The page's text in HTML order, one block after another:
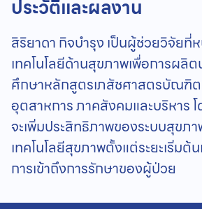
ประวัติและผลงาน
สิริยาดา กิจบำรุง เป็นผู้ช่วยวิจัยที่
เทคโนโลยีด้านสุขภาพเพื่อการผลิ
ศึกษาหลักสูตรเภสัชศาสตรบัณฑิต
อุตสาหการ ภาคสังคมและบริหาร
จะเพิ่มประสิทธิภาพของระบบสุขภ
เทคโนโลยีสุขภาพตั้งแต่ระยะเริ่มต้
การเข้าถึงการรักษาของผู้ป่วย